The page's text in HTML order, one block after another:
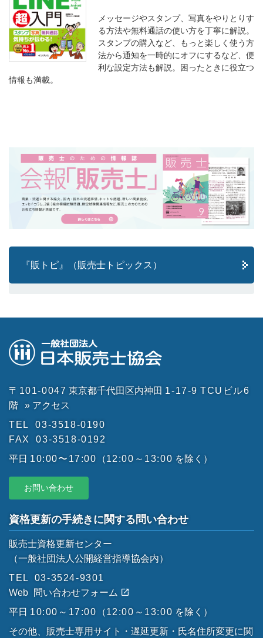
メッセージやスタンプ、写真をやりとりす
る方法や無料通話の使い方を丁寧に解説。
スタンプの購入など、もっと楽しく使う方
法から通知を一時的にオフにするなど、便
利な設定方法も解説。困ったときに役立つ
情報も満載。
『販トピ』（販売士トピックス）
〒101-0047 東京都千代田区内神田 1-17-9 TCUビル6
階
» アクセス
TEL
03-3518-0190
FAX
03-3518-0192
平日 10:00〜17:00 （12:00～13:00 を除く）
お問い合わせ
資格更新の手続きに関する問い合わせ
販売士資格更新センター
（一般社団法人公開経営指導協会内）
TEL
03-3524-9301
Web
問い合わせフォーム
平日 10:00～17:00 （12:00～13:00 を除く）
その他、販売士専用サイト・遅延更新・氏名住所変更に関